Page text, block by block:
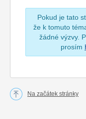
Pokud je tato
že k tomuto
žádné výzvy.
prosím
Na začátek stránky